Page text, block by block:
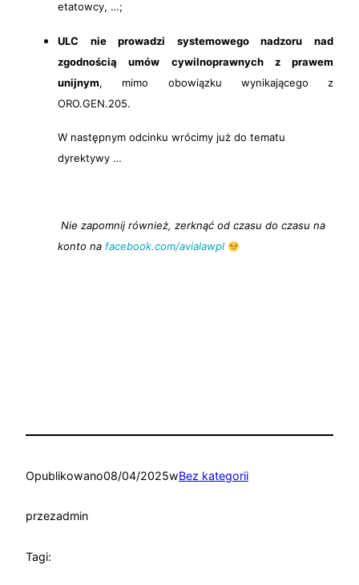
etatowcy, …;
ULC nie prowadzi systemowego nadzoru nad
zgodnością umów cywilnoprawnych z prawem
unijnym, mimo obowiązku wynikającego z
ORO.GEN.205.
W następnym odcinku wrócimy już do tematu
dyrektywy …
Nie zapomnij również, zerknąć od czasu do czasu na
konto na facebook.com/avialawpl
Opublikowano08/04/2025wBez kategorii
przezadmin
Tagi: